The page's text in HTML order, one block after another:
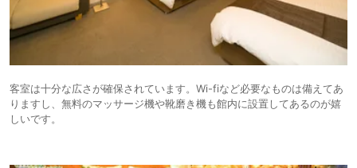
客室は十分な広さが確保されています。Wi-fiなど必要なものは備えてあ
りますし、無料のマッサージ機や靴磨き機も館内に設置してあるのが嬉
しいです。